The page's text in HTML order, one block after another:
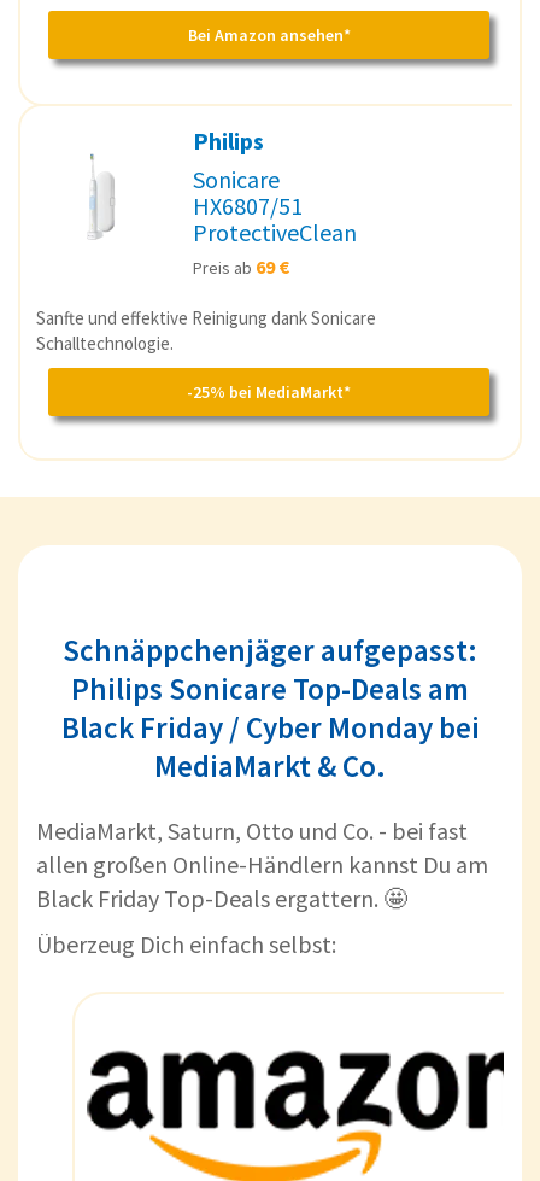
Bei Amazon ansehen*
Philips
Sonicare
HX6807/51
ProtectiveClean
Preis ab 69 €
Sanfte und effektive Reinigung dank Sonicare
Schalltechnologie.
-25% bei MediaMarkt*
Schnäppchenjäger aufgepasst:
Philips Sonicare Top-Deals am
Black Friday / Cyber Monday bei
MediaMarkt & Co.
MediaMarkt, Saturn, Otto und Co. - bei fast
allen großen Online-Händlern kannst Du am
Black Friday Top-Deals ergattern. 🤩
Überzeug Dich einfach selbst: